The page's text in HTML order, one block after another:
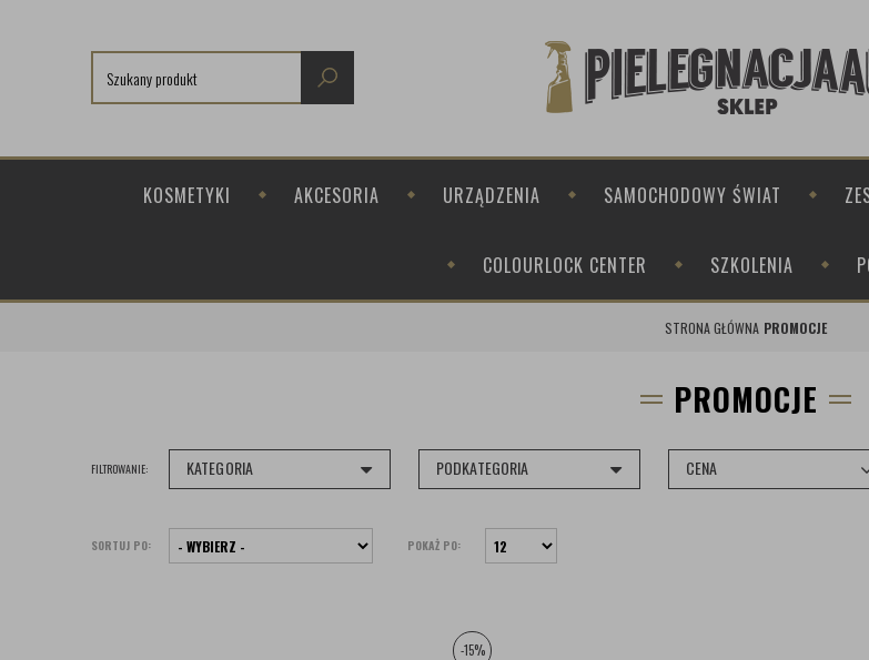
KOSMETYKI AKCESORIA URZĄDZENIA SAMOCHODOWY ŚWIAT
COLOURLOCK CENTER SZKOLENIA
STRONA GŁÓWNA PROMOCJE
PROMOCJE
FILTROWANIE: KATEGORIA PODKATEGORIA CENA
SORTUJ PO: POKAŻ PO:
-15%